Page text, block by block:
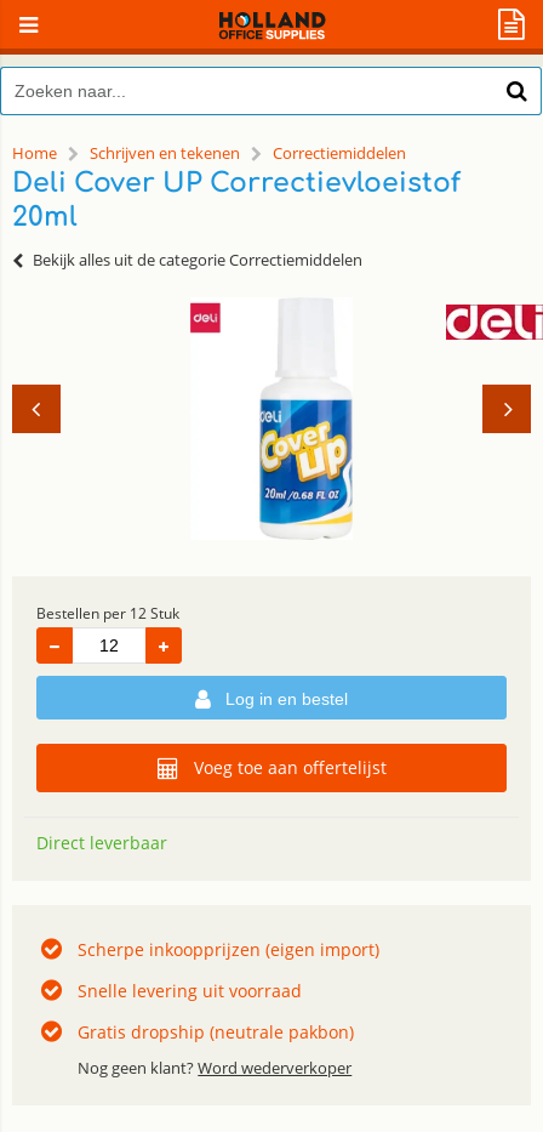
Home Schrijven en tekenen Correctiemiddelen
Deli Cover UP Correctievloeistof
20ml
Bekijk alles uit de categorie Correctiemiddelen
Bestellen per 12 Stuk
Log in en bestel
Voeg toe aan offertelijst
Direct leverbaar
Scherpe inkoopprijzen (eigen import)
Snelle levering uit voorraad
Gratis dropship (neutrale pakbon)
Nog geen klant?Word wederverkoper